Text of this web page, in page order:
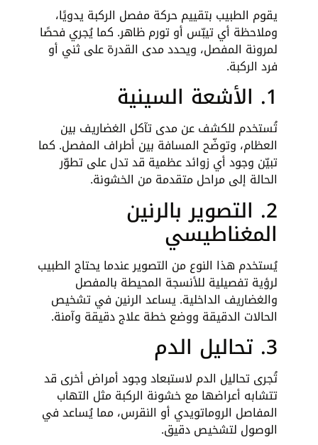
يقوم الطبيب بتقييم حركة مفصل الركبة يدويًا،
وملاحظة أي تيبّس أو تورم ظاهر. كما يُجري فحصًا
لمرونة المفصل، ويحدد مدى القدرة على ثني أو
فرد الركبة.
1. الأشعة السينية
تُستخدم للكشف عن مدى تآكل الغضاريف بين
العظام، وتوضّح المسافة بين أطراف المفصل. كما
تبيّن وجود أي زوائد عظمية قد تدل على تطوّر
الحالة إلى مراحل متقدمة من الخشونة.
2. التصوير بالرنين
المغناطيسي
يُستخدم هذا النوع من التصوير عندما يحتاج الطبيب
لرؤية تفصيلية للأنسجة المحيطة بالمفصل
والغضاريف الداخلية. يساعد الرنين في تشخيص
الحالات الدقيقة ووضع خطة علاج دقيقة وآمنة.
3. تحاليل الدم
تُجرى تحاليل الدم لاستبعاد وجود أمراض أخرى قد
تتشابه أعراضها مع خشونة الركبة مثل التهاب
المفاصل الروماتويدي أو النقرس، مما يُساعد في
الوصول لتشخيص دقيق.